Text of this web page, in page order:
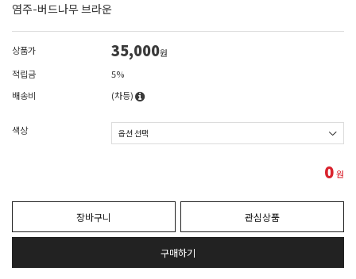
염주-버드나무 브라운
상품가 35,000원
적립금
5%
배송비
(차등)
색상
0원
장바구니 관심상품
구매하기